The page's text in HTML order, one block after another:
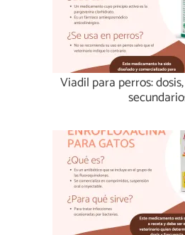
Viadil para perros: